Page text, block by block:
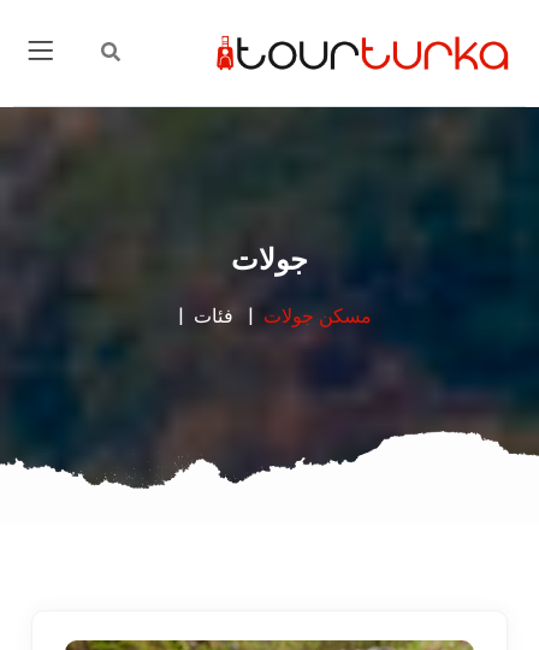
جولات
مسكنجولات فئات